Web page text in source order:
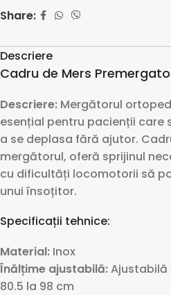
Share:
Descriere
Cadru de Mers
Descriere: Mergătorul
esențial pentru pacienții
a se deplasa fără ajutor.
mergătorul, oferă sprijinul
cu dificultăți locomotorii să
unui însoțitor.
Specificații tehnice:
Material: Inox
Înălțime ajustabilă:Ajustabilă
80.5 la 98 cm